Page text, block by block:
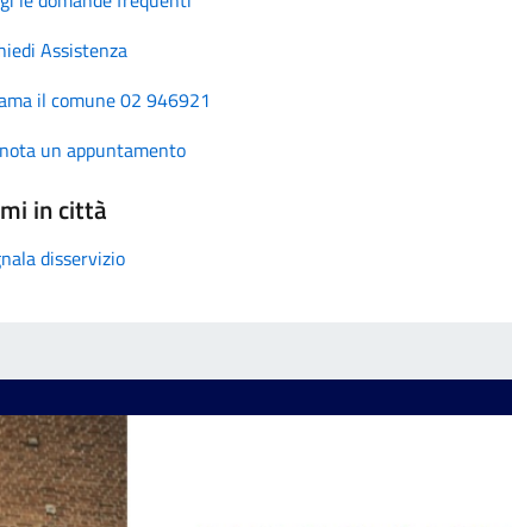
Assistenza
il comune 02 946921
un appuntamento
in città
disservizio